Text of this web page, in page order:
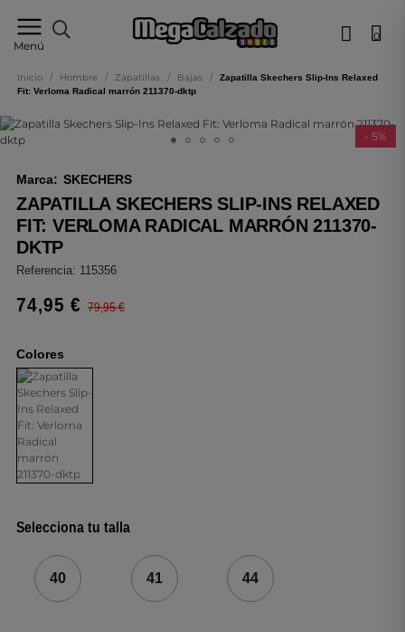
Menú
online
0
Inicio / Hombre / Zapatillas / Bajas /
Zapatilla Skechers Slip-Ins Relaxed
Fit: Verloma Radical marrón 211370-dktp
- 5%
Marca: SKECHERS
ZAPATILLA SKECHERS SLIP-INS RELAXED
FIT: VERLOMA RADICAL MARRÓN 211370-
DKTP
Referencia: 115356
74,95 € 79,95 €
Colores
Selecciona tu talla
40 41 44